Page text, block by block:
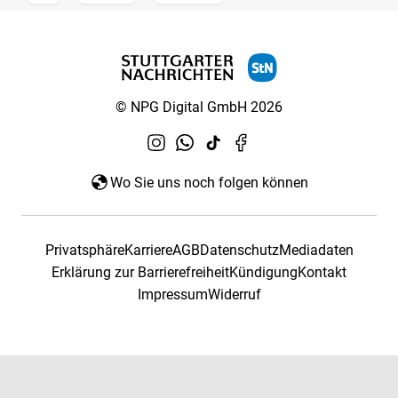
© NPG Digital GmbH 2026
Wo Sie uns noch folgen können
PrivatsphäreKarriereAGBDatenschutzMediadaten
Erklärung zur BarrierefreiheitKündigungKontakt
ImpressumWiderruf